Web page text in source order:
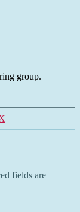
group.
fields are